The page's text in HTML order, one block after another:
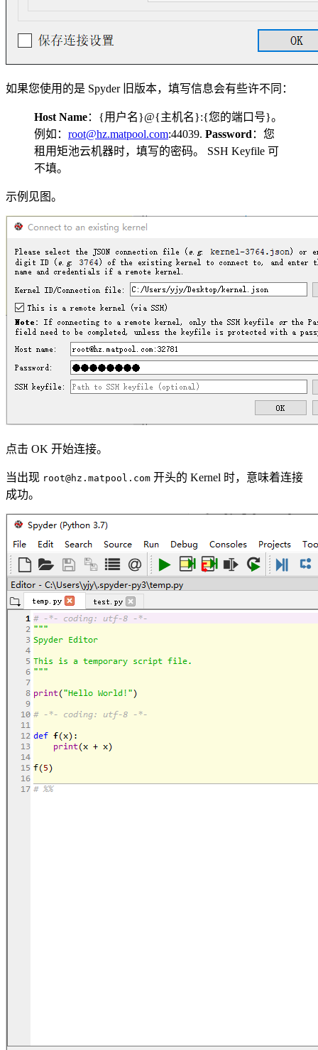
如果您使用的是 Spyder 旧版本，填写信息会有些许不同：
Host Name：{用户名}@{主机名}:{您的端口号}。
例如： root@hz.matpool.com:44039. Password ：您
租用矩池云机器时，填写的密码。 SSH Keyfile 可
不填。
示例见图。
点击 OK 开始连接。
当出现 root@hz.matpool.com 开头的 Kernel 时，意味着连接
成功。